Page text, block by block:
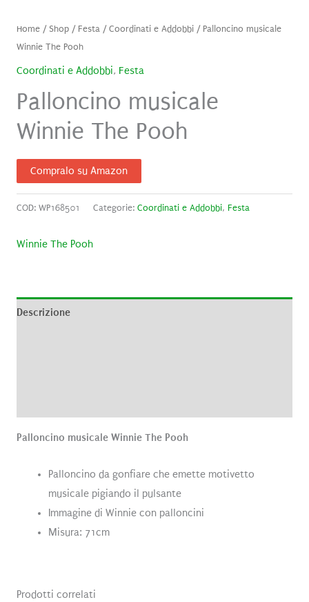
Home/ Shop/ Festa/Coordinati e Addobbi/ Palloncino musicale
Winnie The Pooh
Coordinati e Addobbi, Festa
Palloncino musicale
Winnie The Pooh
Compralo su Amazon
COD: WP168501 Categorie: Coordinati e Addobbi, Festa
Winnie The Pooh
Descrizione
Palloncino musicale Winnie The Pooh
Palloncino da gonfiare che emette motivetto
musicale pigiando il pulsante
Immagine di Winnie con palloncini
Misura: 71cm
Prodotti correlati